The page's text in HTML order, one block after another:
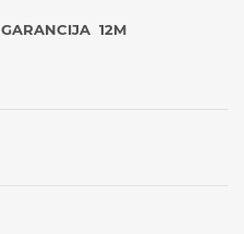
GARANCIJA 12M